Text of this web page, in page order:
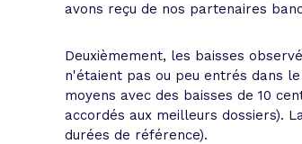
avons reçu de nos partenaires
Deuxièmement, les baisses
n'étaient pas ou peu entrés dans
moyens avec des baisses de 10
accordés aux meilleurs dossiers).
durées de référence).